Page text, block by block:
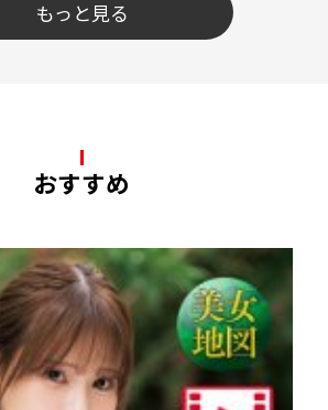
もっと見る
おすすめ